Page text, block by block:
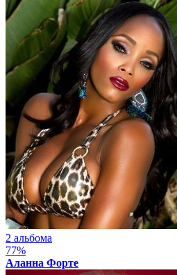
2 альбома
77%
Аланна Форте